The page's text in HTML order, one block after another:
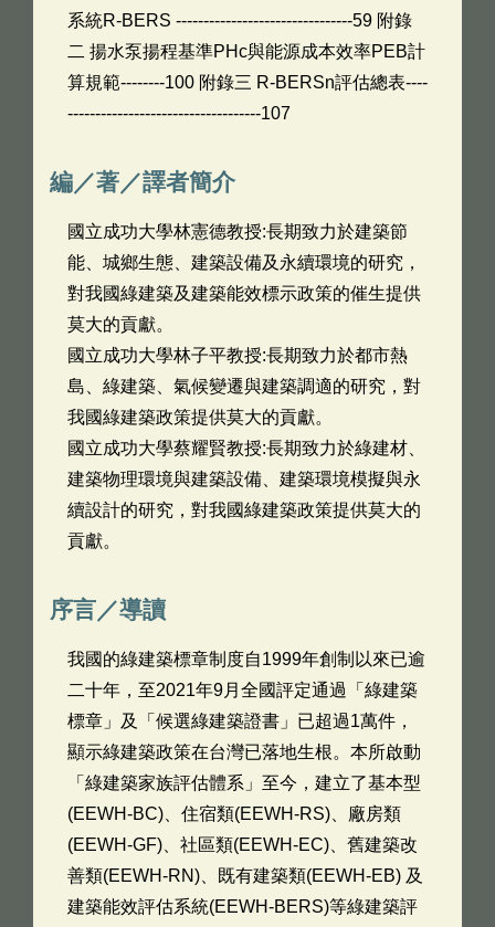
系統R-BERS --------------------------------59 附錄
二 揚水泵揚程基準PHc與能源成本效率PEB計
算規範--------100 附錄三 R-BERSn評估總表----
-----------------------------------107
編／著／譯者簡介
國立成功大學林憲德教授:長期致力於建築節
能、城鄉生態、建築設備及永續環境的研究，
對我國綠建築及建築能效標示政策的催生提供
莫大的貢獻。
國立成功大學林子平教授:長期致力於都市熱
島、綠建築、氣候變遷與建築調適的研究，對
我國綠建築政策提供莫大的貢獻。
國立成功大學蔡耀賢教授:長期致力於綠建材、
建築物理環境與建築設備、建築環境模擬與永
續設計的研究，對我國綠建築政策提供莫大的
貢獻。
序言／導讀
我國的綠建築標章制度自1999年創制以來已逾
二十年，至2021年9月全國評定通過「綠建築
標章」及「候選綠建築證書」已超過1萬件，
顯示綠建築政策在台灣已落地生根。本所啟動
「綠建築家族評估體系」至今，建立了基本型
(EEWH-BC)、住宿類(EEWH-RS)、廠房類
(EEWH-GF)、社區類(EEWH-EC)、舊建築改
善類(EEWH-RN)、既有建築類(EEWH-EB) 及
建築能效評估系統(EEWH-BERS)等綠建築評